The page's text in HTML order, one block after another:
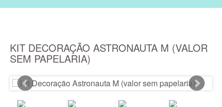
KIT DECORAÇÃO ASTRONAUTA M (VALOR
SEM PAPELARIA)